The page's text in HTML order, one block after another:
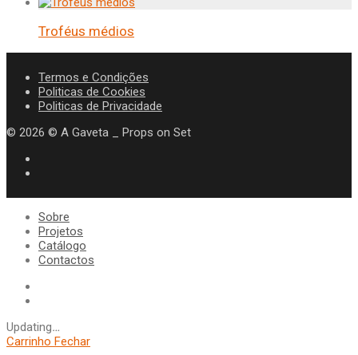
Troféus médios
Termos e Condições
Politicas de Cookies
Politicas de Privacidade
© 2026 © A Gaveta _ Props on Set
Sobre
Projetos
Catálogo
Contactos
Updating…
Carrinho Fechar